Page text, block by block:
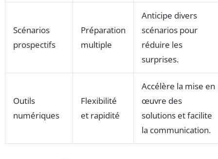
Scénarios
prospectifs
Préparation
multiple
Anticipe divers
scénarios pour
réduire les
surprises.
Outils
numériques
Flexibilité
et rapidité
Accélère la mise en
œuvre des
solutions et facilite
la communication.